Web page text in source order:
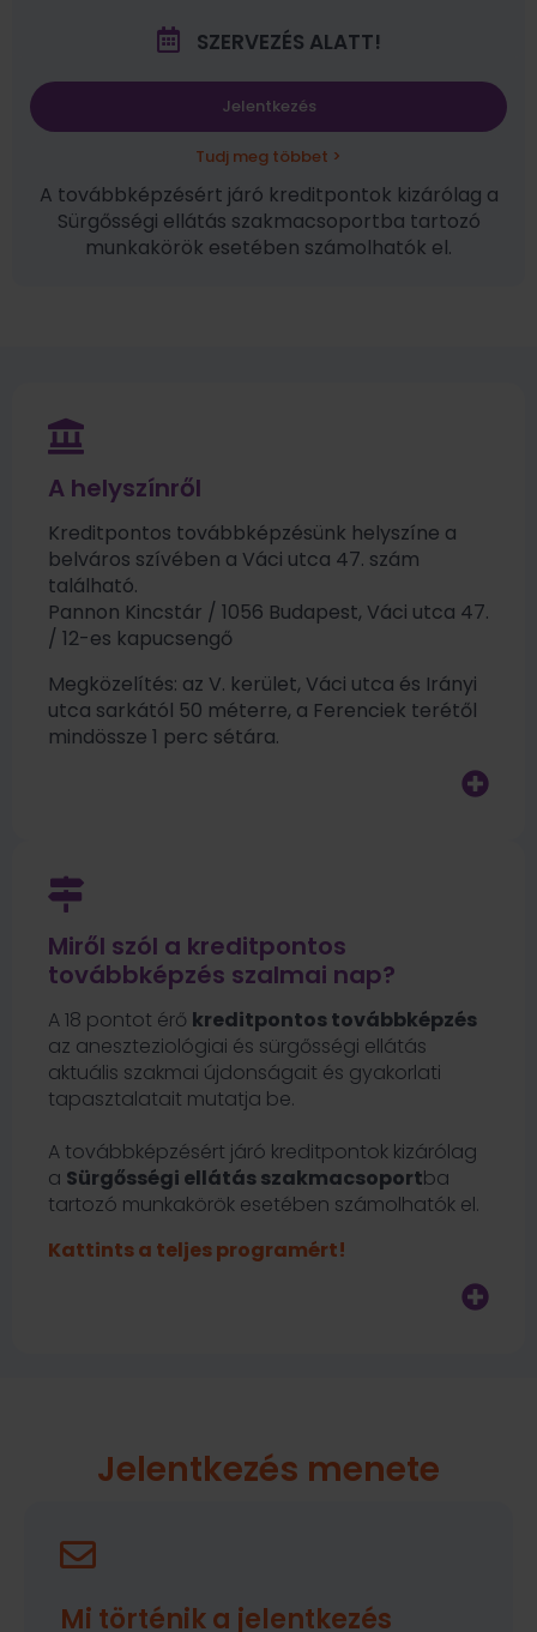
SZERVEZÉS ALATT!
Jelentkezés
Tudj meg többet >
A továbbképzésért járó kreditpontok kizárólag a
Sürgősségi ellátás szakmacsoportba tartozó
munkakörök esetében számolhatók el.
A helyszínről
Kreditpontos továbbképzésünk helyszíne a
belváros szívében a Váci utca 47. szám
található.
Pannon Kincstár / 1056 Budapest, Váci utca 47.
/ 12-es kapucsengő
Megközelítés: az V. kerület, Váci utca és Irányi
utca sarkától 50 méterre, a Ferenciek terétől
mindössze 1 perc sétára.
Miről szól a kreditpontos
továbbképzés szalmai nap?
A 18 pontot érő kreditpontos továbbképzés
az aneszteziológiai és sürgősségi ellátás
aktuális szakmai újdonságait és gyakorlati
tapasztalatait mutatja be.
A továbbképzésért járó kreditpontok kizárólag
a Sürgősségi ellátás szakmacsoportba
tartozó munkakörök esetében számolhatók el.
Kattints a teljes programért!
Jelentkezés menete
Mi történik a jelentkezés